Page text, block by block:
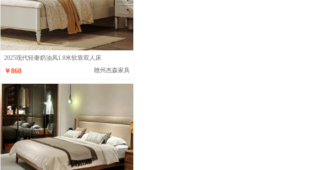
2025现代轻奢奶油风1.8米软靠双人床
￥860 赣州杰森家具